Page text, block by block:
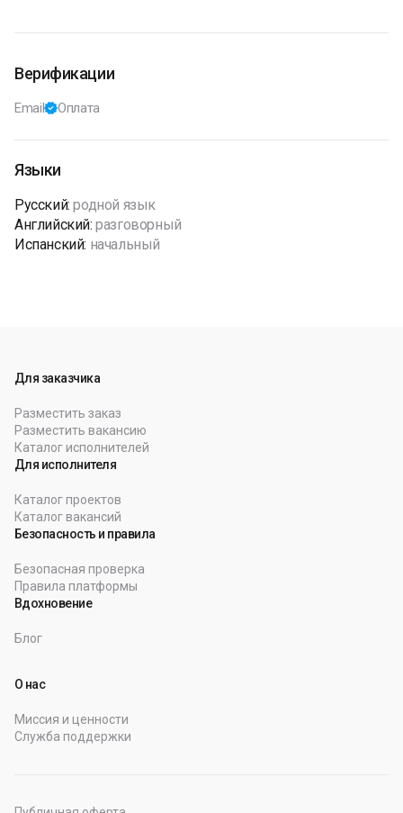
Верификации
Email Оплата
Языки
Русский: родной язык
Английский: разговорный
Испанский: начальный
Для заказчика
Разместить заказ
Разместить вакансию
Каталог исполнителей
Для исполнителя
Каталог проектов
Каталог вакансий
Безопасность и правила
Безопасная проверка
Правила платформы
Вдохновение
Блог
О нас
Миссия и ценности
Служба поддержки